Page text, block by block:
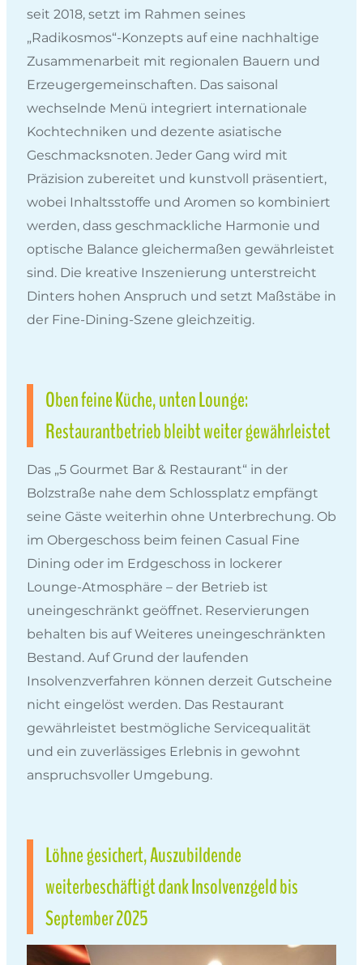
seit 2018, setzt im Rahmen seines
„Radikosmos“-Konzepts auf eine nachhaltige
Zusammenarbeit mit regionalen Bauern und
Erzeugergemeinschaften. Das saisonal
wechselnde Menü integriert internationale
Kochtechniken und dezente asiatische
Geschmacksnoten. Jeder Gang wird mit
Präzision zubereitet und kunstvoll präsentiert,
wobei Inhaltsstoffe und Aromen so kombiniert
werden, dass geschmackliche Harmonie und
optische Balance gleichermaßen gewährleistet
sind. Die kreative Inszenierung unterstreicht
Dinters hohen Anspruch und setzt Maßstäbe in
der Fine-Dining-Szene gleichzeitig.
Oben feine Küche, unten Lounge:
Restaurantbetrieb bleibt weiter gewährleistet
Das „5 Gourmet Bar & Restaurant“ in der
Bolzstraße nahe dem Schlossplatz empfängt
seine Gäste weiterhin ohne Unterbrechung. Ob
im Obergeschoss beim feinen Casual Fine
Dining oder im Erdgeschoss in lockerer
Lounge-Atmosphäre – der Betrieb ist
uneingeschränkt geöffnet. Reservierungen
behalten bis auf Weiteres uneingeschränkten
Bestand. Auf Grund der laufenden
Insolvenzverfahren können derzeit Gutscheine
nicht eingelöst werden. Das Restaurant
gewährleistet bestmögliche Servicequalität
und ein zuverlässiges Erlebnis in gewohnt
anspruchsvoller Umgebung.
Löhne gesichert, Auszubildende
weiterbeschäftigt dank Insolvenzgeld bis
September 2025